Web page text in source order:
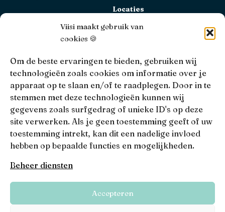
Viisi maakt gebruik van
cookies 🍪
Om de beste ervaringen te bieden, gebruiken wij
technologieën zoals cookies om informatie over je
apparaat op te slaan en/of te raadplegen. Door in te
stemmen met deze technologieën kunnen wij
gegevens zoals surfgedrag of unieke ID's op deze
site verwerken. Als je geen toestemming geeft of uw
toestemming intrekt, kan dit een nadelige invloed
hebben op bepaalde functies en mogelijkheden.
Beheer diensten
Accepteren
Locaties
Viisi Hypotheken is geregistreerd bij de AFM.
Registratienummer: 12039833
KiFiD
Niet tevreden over onze interne klachtbehandeling, dan
kun je terecht bijKiFiD.
• 4.9 •
Viisi © 2026
Algemene voorwaarden
Privacy, disclaimers en voorwaarden